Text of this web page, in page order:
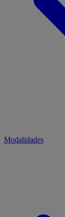
Modalidades